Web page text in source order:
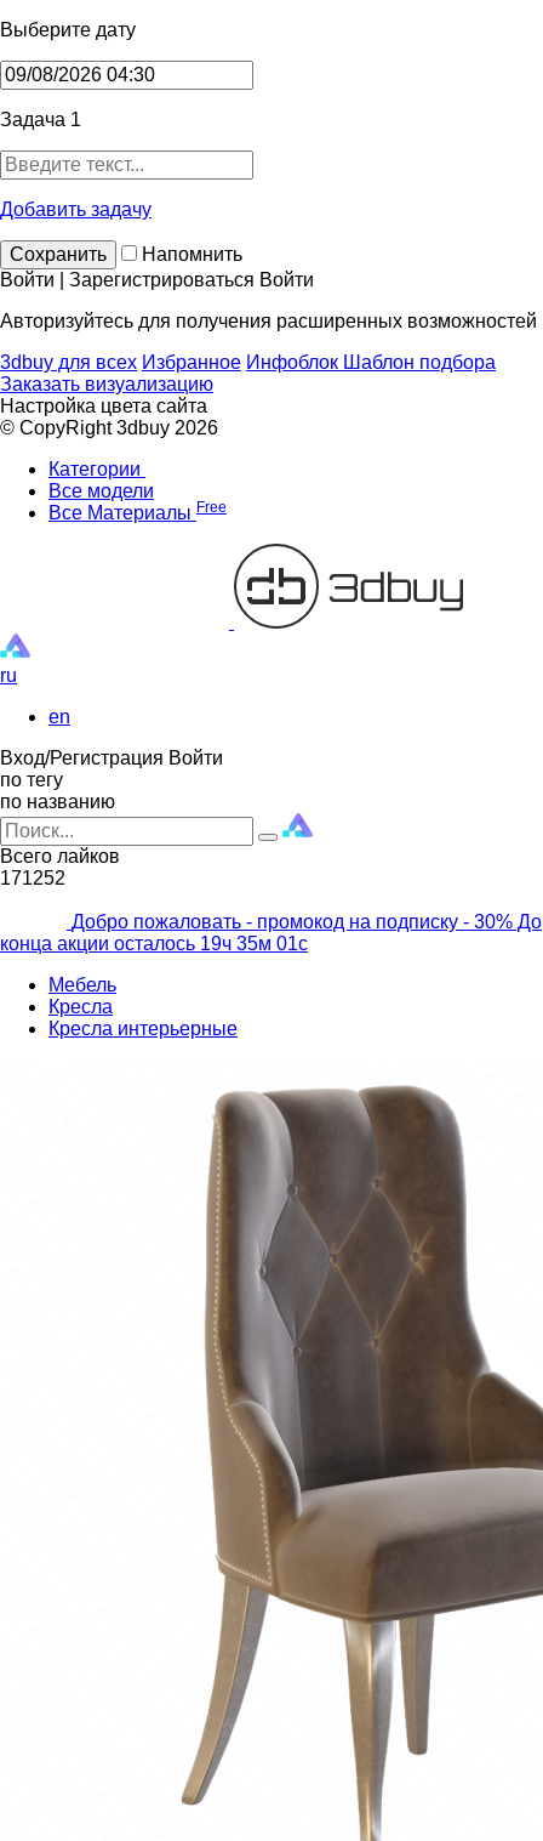
Выберите дату
Задача 1
Добавить задачу
Сохранить
Напомнить
Войти | Зарегистрироваться Войти
Авторизуйтесь для получения расширенных возможностей
3dbuy для всех Избранное Инфоблок Шаблон подбора
Заказать визуализацию
Настройка цвета сайта
© CopyRight 3dbuy 2026
Категории
Все модели
Все Материалы Free
ru
en
Вход/Регистрация Войти
по тегу
по названию
Всего лайков
171252
Добро пожаловать - промокод на подписку - 30% До
конца акции осталось 19ч 35м 00с
Мебель
Кресла
Кресла интерьерные